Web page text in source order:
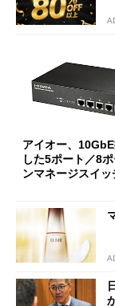
アイオー、
した5ポート／8
ンマネージスイ